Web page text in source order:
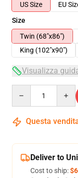
US Size
EU
Size
Twin (68"x86")
King (102"x90")
Visualizza
Questa
Deliver to
Cost to ship: